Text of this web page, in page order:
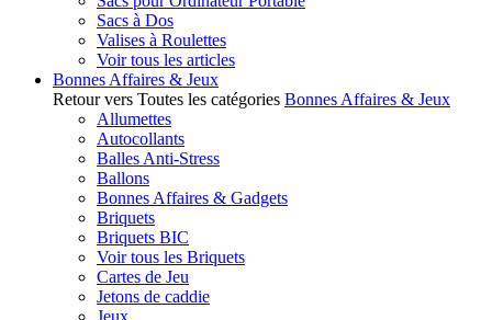
Sacs à Dos
Valises à Roulettes
Voir tous les articles
Bonnes Affaires & Jeux
Retour vers Toutes les catégories Bonnes Affaires & Jeux
Allumettes
Autocollants
Balles Anti-Stress
Ballons
Bonnes Affaires & Gadgets
Briquets
Briquets BIC
Voir tous les Briquets
Cartes de Jeu
Jetons de caddie
Jeux